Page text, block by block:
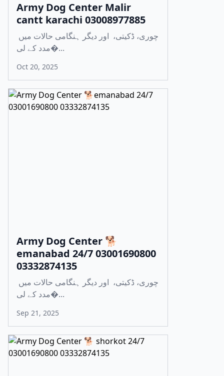
Army Dog Center Malir
cantt karachi 03008977885
مدد کے لی�...
Oct 20, 2025
Army Dog Center 🐕
emanabad 24/7 03001690800
03332874135
مدد کے لی�...
Sep 21, 2025